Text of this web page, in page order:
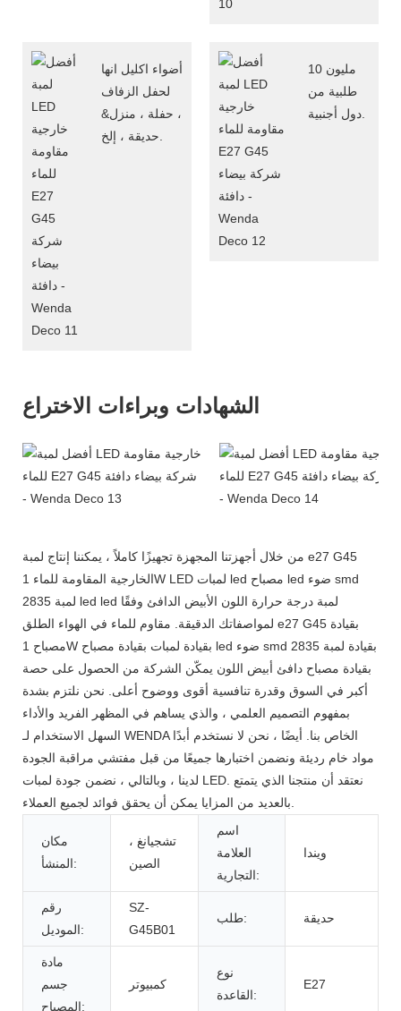
أضواء اكليل انها
لحفل الزفاف
، حفلة ، منزل&
10 مليون
طلبية من
الشهادات وبراءات الاختراع
من خلال أجهزتنا المجهزة تجهيزًا كاملاً ، يمكننا إنتاج لمبة e27 G45
الخارجية المقاومة للماء 1W LED لمبات led مصباح led ضوء smd
2835 لمبة led led لمبة درجة حرارة اللون الأبيض الدافئ وفقًا
لمواصفاتك الدقيقة. مقاوم للماء في الهواء الطلق e27 G45 بقيادة
مصباح 1W بقيادة لمبات بقيادة مصباح led ضوء smd 2835 بقيادة لمبة
بقيادة مصباح دافئ أبيض اللون يمكّن الشركة من الحصول على حصة
أكبر في السوق وقدرة تنافسية أقوى ووضوح أعلى. نحن نلتزم بشدة
بمفهوم التصميم العلمي ، والذي يساهم في المظهر الفريد والأداء
السهل الاستخدام لـ WENDA الخاص بنا. أيضًا ، نحن لا نستخدم أبدًا
مواد خام رديئة ونضمن اختبارها جميعًا من قبل مفتشي مراقبة الجودة
لدينا ، وبالتالي ، نضمن جودة لمبات LED. نعتقد أن منتجنا الذي يتمتع
مكان
المنشأ:
تشجيانغ ،
الصين
اسم
العلامة
التجارية:
ويندا
رقم
الموديل:
SZ-
G45B01
طلب: حديقة
مادة
جسم
المصباح:
كمبيوتر
نوع
القاعدة:
E27